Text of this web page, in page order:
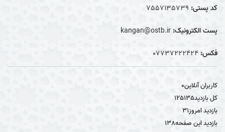
کد پستی: 7557135739
پست الکترونیک: kangan@ostb.ir
فکس: 07737222424
کاربران آنلاین0
کل بازدید125135
بازدید امروز31
بازدید این صفحه138